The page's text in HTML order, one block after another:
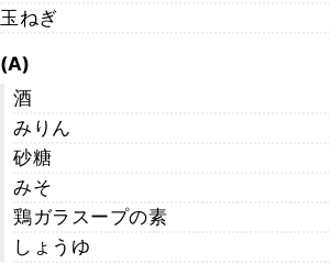
玉ねぎ
(A)
酒
みりん
砂糖
みそ
鶏ガラスープの素
しょうゆ